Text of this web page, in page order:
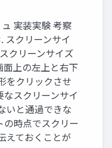
実装実験 考察
スクリーンサイ
クリーンサイズ
上の左上と右下
をクリックさせ
スクリーンサイ
いと通過できな
時点でスクリー
えておくことが